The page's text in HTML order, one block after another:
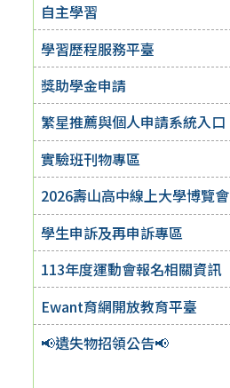
自主學習
學習歷程服務平臺
獎助學金申請
繁星推薦與個人申請系統入口
實驗班刊物專區
2026壽山高中線上大學博覽會
學生申訴及再申訴專區
113年度運動會報名相關資訊
Ewant育網開放教育平臺
📢遺失物招領公告📢